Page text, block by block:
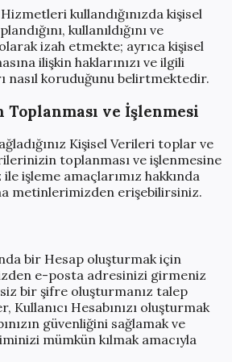
kullandığınızda kişisel
kullanıldığını ve
olarak izah etmekte; ayrıca kişisel
ilişkin haklarınızı ve ilgili
nasıl koruduğunu belirtmektedir.
ve İşlenmesi
Kişisel Verileri toplar ve
toplanması ve işlenmesine
işleme amaçlarımız hakkında
metinlerimizden erişebilirsiniz.
bir Hesap oluşturmak için
e-posta adresinizi girmeniz
bir şifre oluşturmanız talep
Kullanıcı Hesabınızı oluşturmak
güvenliğini sağlamak ve
mümkün kılmak amacıyla